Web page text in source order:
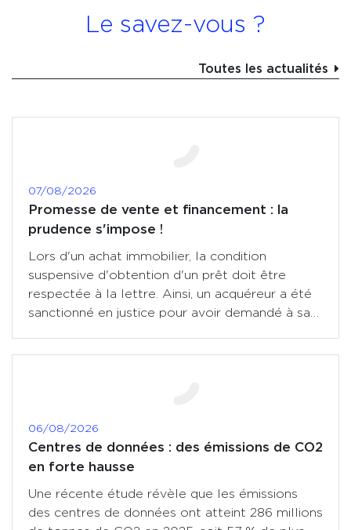
Le savez-vous ?
Toutes les actualités
Promesse de vente et financement : la
prudence s'impose !
07/08/2026
Lors d'un achat immobilier, la condition
suspensive d'obtention d'un prêt doit être
respectée à la lettre. Ainsi, un acquéreur a été
sanctionné en justice pour avoir demandé à sa
Centres de données : des émissions de CO2
en forte hausse
06/08/2026
Une récente étude révèle que les émissions
des centres de données ont atteint 286 millions